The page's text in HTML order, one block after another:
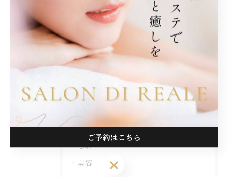
カテゴリー Categories
全てのカテゴリー
脱毛
フェイシャル
リンパ
しわ
美容ご予約はこちら
ご予約はこちら